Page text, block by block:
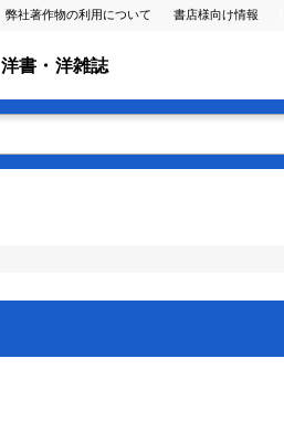
弊社著作物の利用について 書店様向け情報
洋書・洋雑誌